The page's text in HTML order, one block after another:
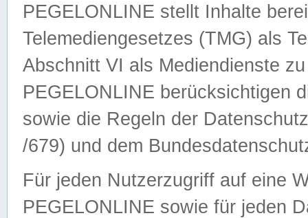
PEGELONLINE stellt Inhalte
Telemediengesetzes (TMG) als
Abschnitt VI als Mediendienste
PEGELONLINE berücksichtigen
sowie die Regeln der
/679) und dem
Für jeden Nutzerzugriff auf eine
PEGELONLINE sowie für jeden